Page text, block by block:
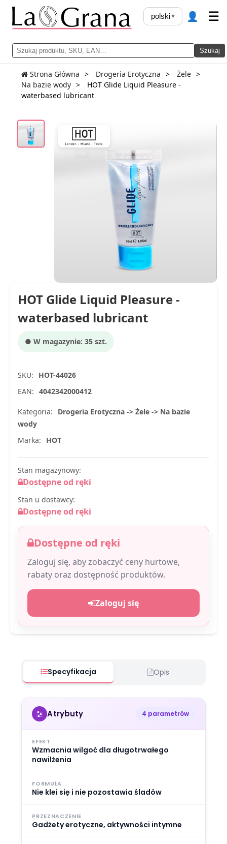
Szukaj
polski▾ 👤 ☰
Strona Główna Drogeria Erotyczna
Żele
Na bazie wody
HOT Glide Liquid Pleasure -
waterbased lubricant
HOT Glide Liquid Pleasure -
waterbased lubricant
● W magazynie: 35 szt.
SKU:
HOT-44026
EAN: 4042342000412
Kategoria:
Drogeria Erotyczna -> Żele -> Na bazie
wody
Marka:
HOT
Stan magazynowy:
Dostępne od ręki
Stan u dostawcy:
Dostępne od ręki
Dostępne od ręki
Zaloguj się, aby zobaczyć ceny hurtowe,
rabaty oraz dostępność produktów.
Zaloguj się
Specyfikacja Opis
Atrybuty 4 parametrów
EFEKT
Wzmacnia wilgoć dla długotrwałego
nawilżenia
FORMUŁA
Nie klei się i nie pozostawia śladów
PRZEZNACZENIE
Gadżety erotyczne, aktywności intymne